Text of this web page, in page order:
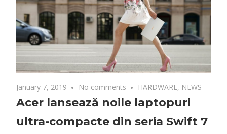
January 7, 2019 No comments HARDWARE, NEWS
Acer lansează noile laptopuri
ultra-compacte din seria Swift 7